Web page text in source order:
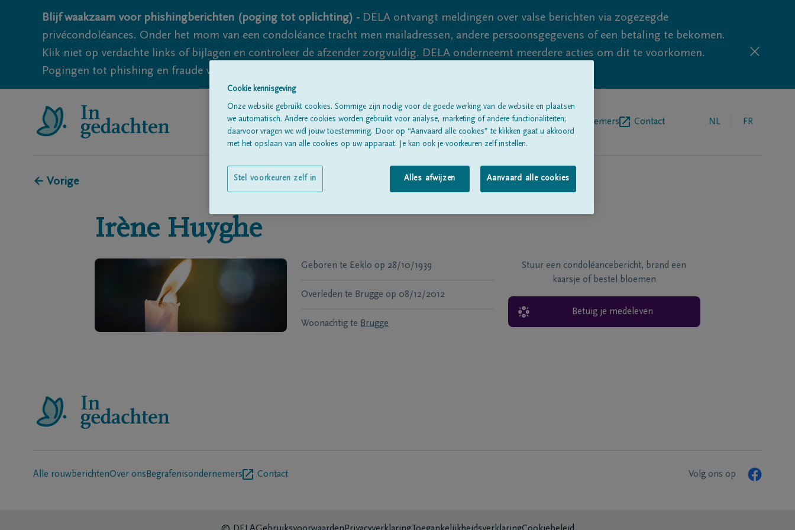
Blijf waakzaam voor phishingberichten (poging tot oplichting) - DELA ontvangt meldingen over valse berichten via zogezegde
privécondoléances. Onder het mom van een condoléance tracht men mailadressen, andere persoonsgegevens of een betaling te bekomen.
Klik niet op verdachte links of bijlagen en controleer de afzender zorgvuldig. DELA onderneemt meerdere acties om dit te voorkomen.
Pogingen tot phishing en fraude vallen echter nooit volledig uit te sluiten, dus blijf waakzaam.
Alle rouwberichten Over onsBegrafenisondernemers Contact NL FR
← Vorige
Irène Huyghe
Geboren te Eeklo op 28/10/1939
Overleden te Brugge op 08/12/2012
Woonachtig te Brugge
Stuur een condoléancebericht, brand een
kaarsje of bestel bloemen
Betuig je medeleven
Alle rouwberichtenOver ons Begrafenisondernemers Contact Volg ons op
Cookie kennisgeving
Onze website gebruikt cookies. Sommige zijn nodig voor de goede werking van de website en plaatsen
we automatisch. Andere cookies worden gebruikt voor analyse, marketing of andere functionaliteiten;
daarvoor vragen we wél jouw toestemming. Door op “Aanvaard alle cookies” te klikken gaat u akkoord
met het opslaan van alle cookies op uw apparaat. Je kan ook je voorkeuren zelf instellen.
Alles afwijzen Aanvaard alle cookies
Stel voorkeuren zelf in